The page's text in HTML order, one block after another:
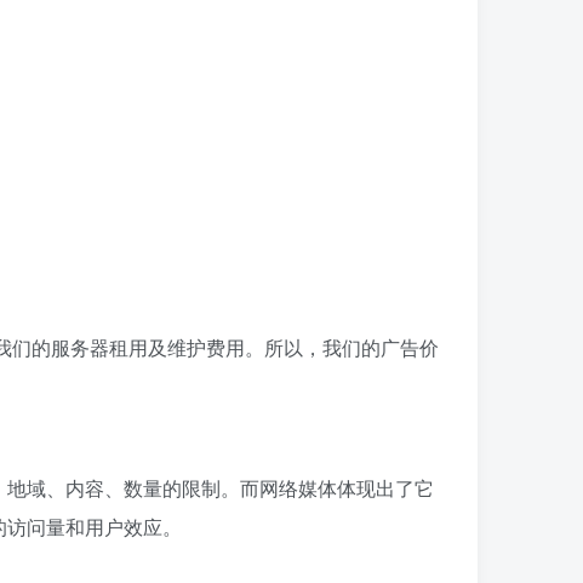
的服务器租用及维护费用。所以，我们的广告价
域、内容、数量的限制。而网络媒体体现出了它
问量和用户效应。